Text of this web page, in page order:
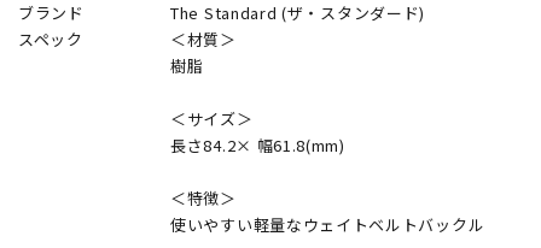
ブランド
The Standard (ザ・スタンダード)
スペック
＜材質＞
樹脂
＜サイズ＞
長さ84.2× 幅61.8(mm)
＜特徴＞
使いやすい軽量なウェイトベルトバックル